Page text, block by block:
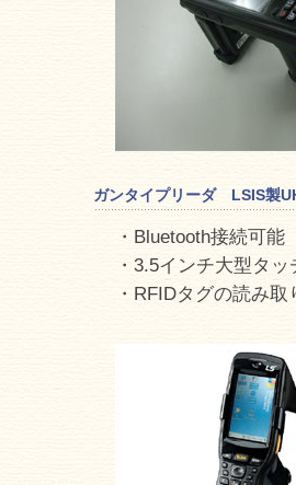
ガンタイプリーダ LSIS製
・Bluetooth接続可
・3.5インチ大型タ
・RFIDタグの読み